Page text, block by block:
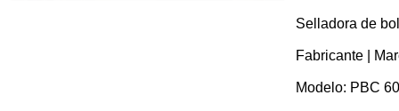
Selladora de
Fabricante |
Modelo: PBC